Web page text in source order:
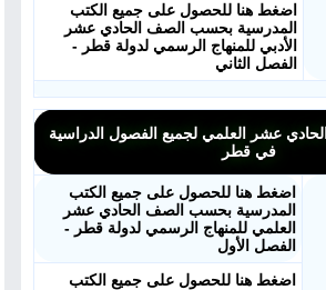
اضغط هنا للحصول على جميع الكتب
المدرسية بحسب الصف الحادي عشر
الأدبي للمنهاج الرسمي لدولة قطر -
الفصل الثاني
عشر العلمي لجميع الفصول الدراسية
في قطر
اضغط هنا للحصول على جميع الكتب
المدرسية بحسب الصف الحادي عشر
العلمي للمنهاج الرسمي لدولة قطر -
الفصل الأول
اضغط هنا للحصول على جميع الكتب